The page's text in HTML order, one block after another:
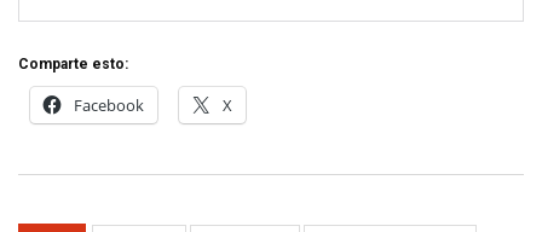
Comparte esto:
Facebook X